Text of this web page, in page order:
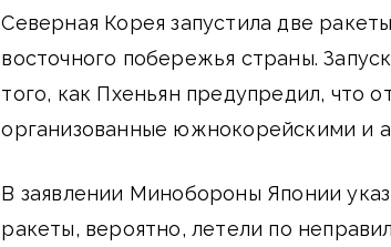
Северная Корея запустила две
восточного побережья страны.
того, как Пхеньян предупредил, что
организованные южнокорейскими и
В заявлении Минобороны Японии
ракеты, вероятно, летели по